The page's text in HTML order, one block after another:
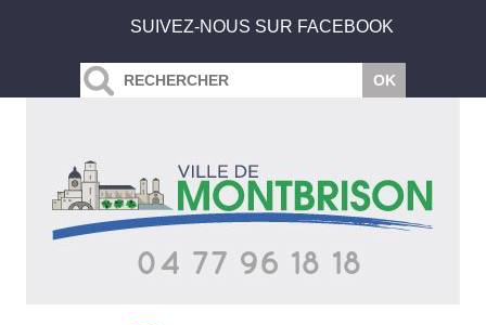
SUIVEZ-NOUS SUR FACEBOOK